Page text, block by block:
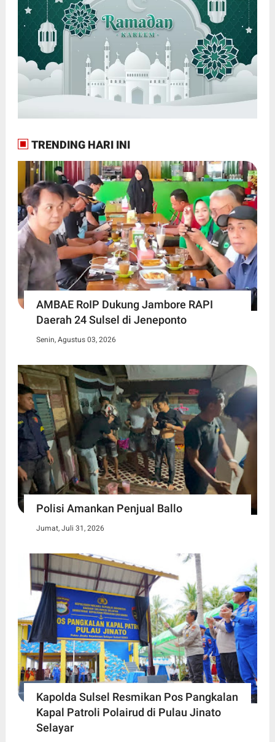
TRENDING HARI INI
AMBAE RoIP Dukung Jambore RAPI
Daerah 24 Sulsel di Jeneponto
Senin, Agustus 03, 2026
Polisi Amankan Penjual Ballo
Jumat, Juli 31, 2026
Kapolda Sulsel Resmikan Pos Pangkalan
Kapal Patroli Polairud di Pulau Jinato
Selayar